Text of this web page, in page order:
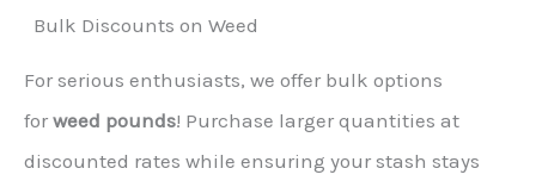
Bulk Discounts on Weed
For serious enthusiasts, we offer bulk options
for weed pounds! Purchase larger quantities at
discounted rates while ensuring your stash stays